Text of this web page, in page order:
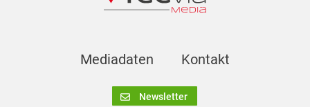
Mediadaten Kontakt
Newsletter